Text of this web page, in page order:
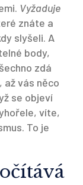
Vyžaduje
znáte a
slyšeli. A
body,
zdá
až vás něco
se objeví
víte,
To je